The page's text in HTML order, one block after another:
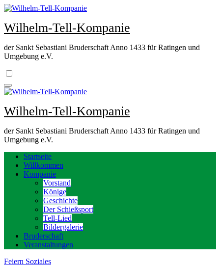
Zum
springen
Wilhelm-Tell-Kompanie
der Sankt Sebastiani Bruderschaft Anno 1433 für Ratingen und
Umgebung e.V.
Wilhelm-Tell-Kompanie
der Sankt Sebastiani Bruderschaft Anno 1433 für Ratingen und
Umgebung e.V.
Startseite
Willkommen
Kompanie
Vorstand
Könige
Geschichte
Der Schießsport
Tell-Lied
Bildergalerie
Bruderschaft
Veranstaltungen
Feiern Soziales